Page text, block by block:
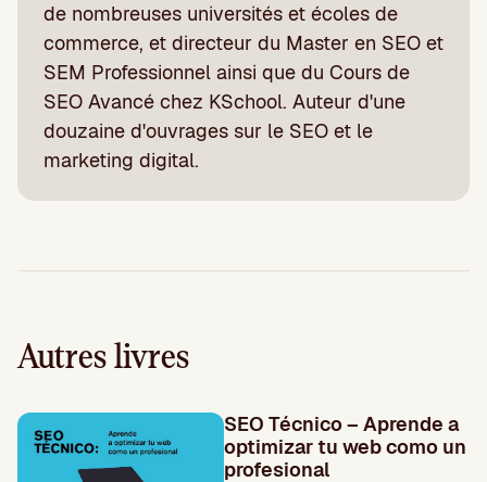
de nombreuses universités et écoles de
commerce, et directeur du Master en SEO et
SEM Professionnel ainsi que du Cours de
SEO Avancé chez KSchool. Auteur d'une
douzaine d'ouvrages sur le SEO et le
marketing digital.
Autres livres
SEO Técnico – Aprende a
optimizar tu web como un
profesional